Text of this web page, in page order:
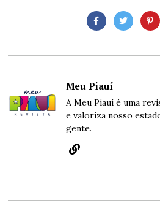
Meu Piauí
A Meu Piauí é uma
e valoriza nosso
gente.